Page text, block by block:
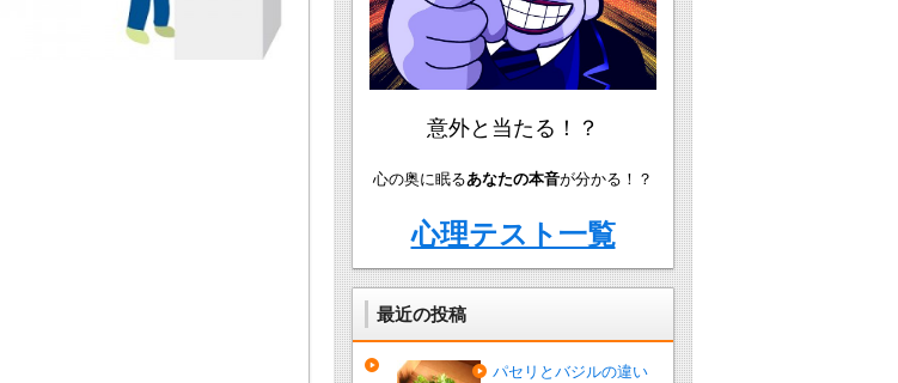
意外と当たる！？
心の奥に眠るあなたの本音が分かる！？
心理テスト一覧
最近の投稿
パセリとバジルの違い